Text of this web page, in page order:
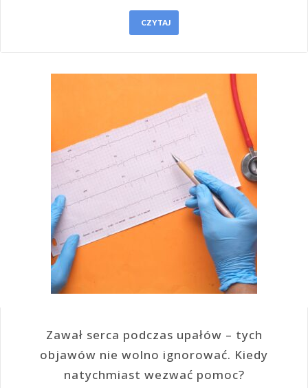
CZYTAJ
Zawał serca podczas upałów – tych
objawów nie wolno ignorować. Kiedy
natychmiast wezwać pomoc?